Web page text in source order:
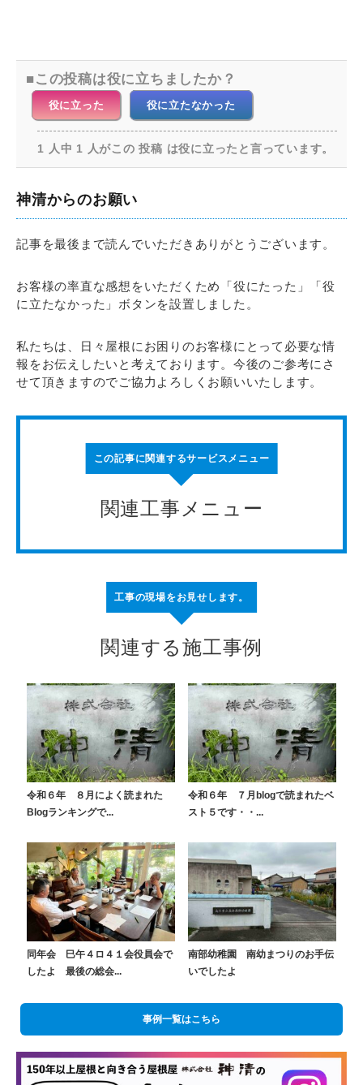
この投稿は役に立ちましたか？
役に立った 役に立たなかった
1 人中 1 人がこの 投稿 は役に立ったと言っています。
神清からのお願い
記事を最後まで読んでいただきありがとうございます。
お客様の率直な感想をいただくため「役にたった」「役
に立たなかった」ボタンを設置しました。
私たちは、日々屋根にお困りのお客様にとって必要な情
報をお伝えしたいと考えております。今後のご参考にさ
せて頂きますのでご協力よろしくお願いいたします。
この記事に関連するサービスメニュー
関連工事メニュー
工事の現場をお見せします。
関連する施工事例
令和６年 ８月によく読まれた
Blogランキングで...
令和６年 ７月blogで読まれたベ
スト５です・・...
同年会 巳午４ロ４１会役員会で
したよ 最後の総会...
南部幼稚園 南幼まつりのお手伝
いでしたよ
事例一覧はこちら